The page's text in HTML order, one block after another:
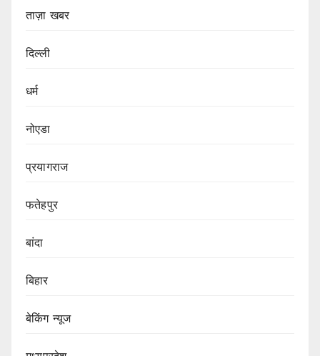
ताज़ा खबर
दिल्ली
धर्म
नोएडा
प्रयागराज
फतेहपुर
बांदा
बिहार
बेकिंग न्यूज